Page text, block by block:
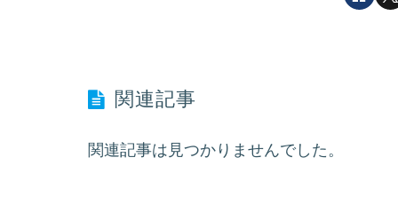
関連記事
関連記事は見つかりませんでした。